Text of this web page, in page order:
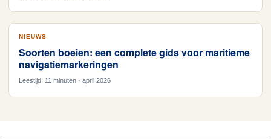
NIEUWS
Soorten boeien: een complete gids voor maritieme
navigatiemarkeringen
Leestijd: 11 minuten · april 2026